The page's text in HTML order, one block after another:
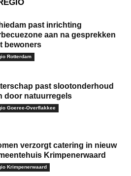
past inrichting
aan na gesprekken
bewoners
Rotterdam
past slootonderhoud
door natuurregels
Goeree-Overflakkee
verzorgt catering in nieuw
Krimpenerwaard
Krimpenerwaard